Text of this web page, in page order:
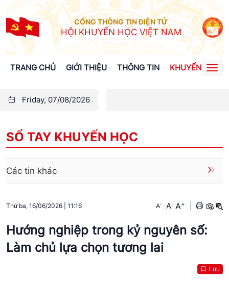
CỔNG THÔNG TIN ĐIỆN TỬ
HỘI KHUYẾN HỌC VIỆT NAM
TRANG CHỦ GIỚI THIỆU THÔNG TIN KHUYẾN HỌC
Friday, 07/08/2026
SỔ TAY KHUYẾN HỌC
Các tin khác
Thứ ba, 16/06/2026 11:16 A- A A+
Hướng nghiệp trong kỷ nguyên số:
Làm chủ lựa chọn tương lai
Lưu